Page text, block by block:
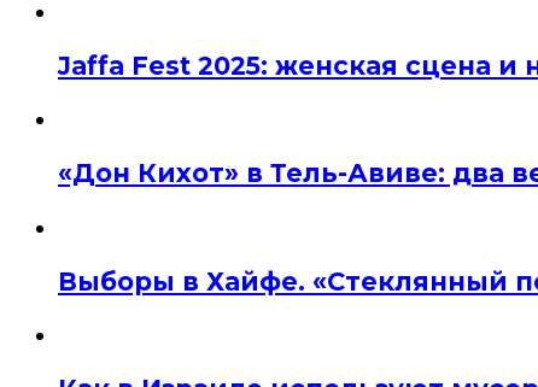
Jaffa Fest 2025: женская сцена
«Дон Кихот» в Тель-Авиве: два
Выборы в Хайфе. «Стеклянный